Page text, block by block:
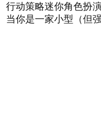
行动策略迷你角色扮
当你是一家小型（但